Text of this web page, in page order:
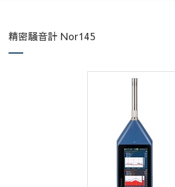
製品・サービス情報
092-281-5361
精密騒音計 Nor145